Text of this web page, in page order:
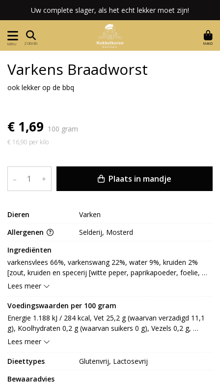
Uw complete slager, als het echt lekker moet zijn!
MENU ZOEKEN MAND
Varkens Braadworst
ook lekker op de bbq
€ 1,69 100 gram
€ 16,90 per kilo
– + Plaats in mandje
Dieren
Varken
Allergenen
Selderij, Mosterd
Ingrediënten
varkensvlees 66%, varkenswang 22%, water 9%, kruiden 2%
[zout, kruiden en specerij [witte peper, paprikapoeder, foelie,
nootmuskaat, KORIANDER, gemberpoeder, kardemom,
varkenseiwit, aroma, paprikaconcentraat, aroma, alcohol,
kruidenolie (KORIANDER), antioxidant: E301, voedingszuur:
E330], vloeibare paprika [paprikaconcentraat]
Lees meer
Voedingswaarden per 100 gram
Energie 1.188 kJ / 284 kcal, Vet 25,2 g (waarvan verzadigd 11,1
g), Koolhydraten 0,2 g (waarvan suikers 0 g), Vezels 0,2 g,
Eiwitten 14,8 g, Zout 1,1 g.
Lees meer
Dieettypes
Glutenvrij, Lactosevrij
Bewaaradvies